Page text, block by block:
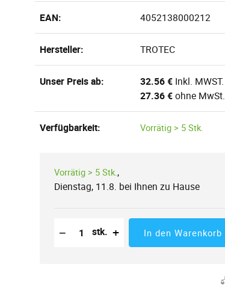
EAN: 4052138000212
Hersteller: TROTEC
Unser Preis ab: 32.56 € Inkl. MWST.
27.36 €ohne MwSt.
Verfügbarkeit: Vorrätig > 5 Stk.
Vorrätig > 5 Stk. ,
Dienstag, 11.8. bei Ihnen zu Hause
−
Reduzierung der Menge
Anzahl der Stücke
stk. + In den Warenkorb